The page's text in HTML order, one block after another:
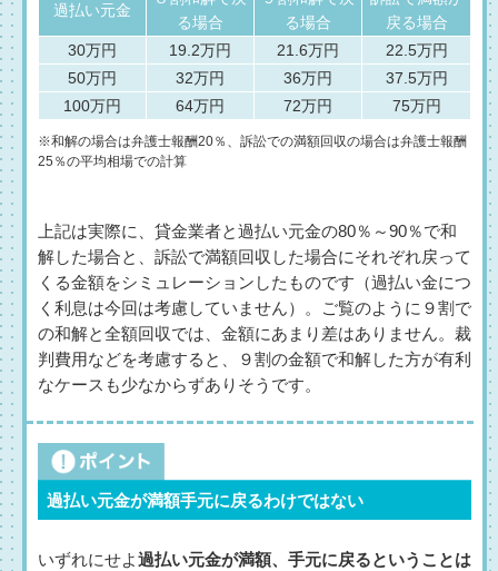
過払い元金
る場合
る場合
戻る場合
30万円
19.2万円 21.6万円
22.5万円
50万円
32万円 36万円
37.5万円
100万円
64万円 72万円 75万円
※和解の場合は弁護士報酬20％、訴訟での満額回収の場合は弁護士報酬
25％の平均相場での計算
上記は実際に、貸金業者と過払い元金の80％～90％で和
解した場合と、訴訟で満額回収した場合にそれぞれ戻って
くる金額をシミュレーションしたものです（過払い金につ
く利息は今回は考慮していません）。ご覧のように９割で
の和解と全額回収では、金額にあまり差はありません。裁
判費用などを考慮すると、９割の金額で和解した方が有利
なケースも少なからずありそうです。
過払い元金が満額手元に戻るわけではない
いずれにせよ過払い元金が満額、手元に戻るということは